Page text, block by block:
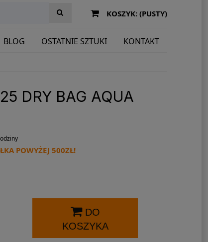
KOSZYK: (PUSTY)
BLOG OSTATNIE SZTUKI KONTAKT
DRY BAG AQUA
POWYŻEJ 500ZŁ!
DO
KOSZYKA